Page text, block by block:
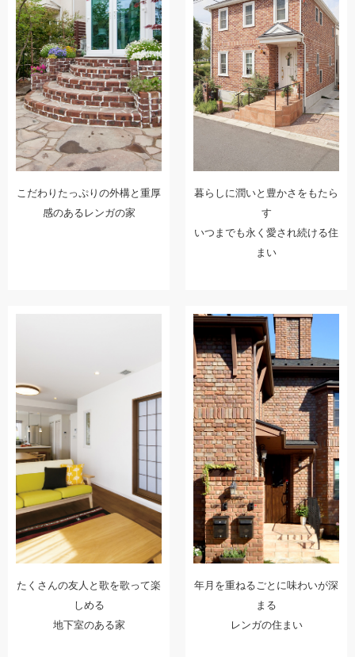
こだわりたっぷりの外構と重厚
感のあるレンガの家
暮らしに潤いと豊かさをもたら
す
いつまでも永く愛され続ける住
まい
たくさんの友人と歌を歌って楽
しめる
地下室のある家
年月を重ねるごとに味わいが深
まる
レンガの住まい